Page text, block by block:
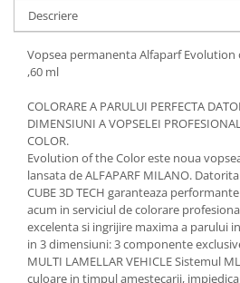
Descriere
Vopsea permanenta Alfaparf Evolution
,60 ml
COLORARE A PARULUI PERFECTA
DIMENSIUNI A VOPSELEI
COLOR.
Evolution of the Color este noua
lansata de ALFAPARF MILANO.
CUBE 3D TECH garanteaza
acum in serviciul de colorare
excelenta si ingrijire maxima a parului
in 3 dimensiuni: 3 componente
MULTI LAMELLAR VEHICLE Sistemul
culoare in timpul amestecarii,